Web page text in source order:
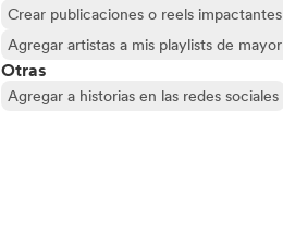
Crear publicaciones o reels
Agregar artistas a mis playlists de
Otras
Agregar a historias en las redes sociales